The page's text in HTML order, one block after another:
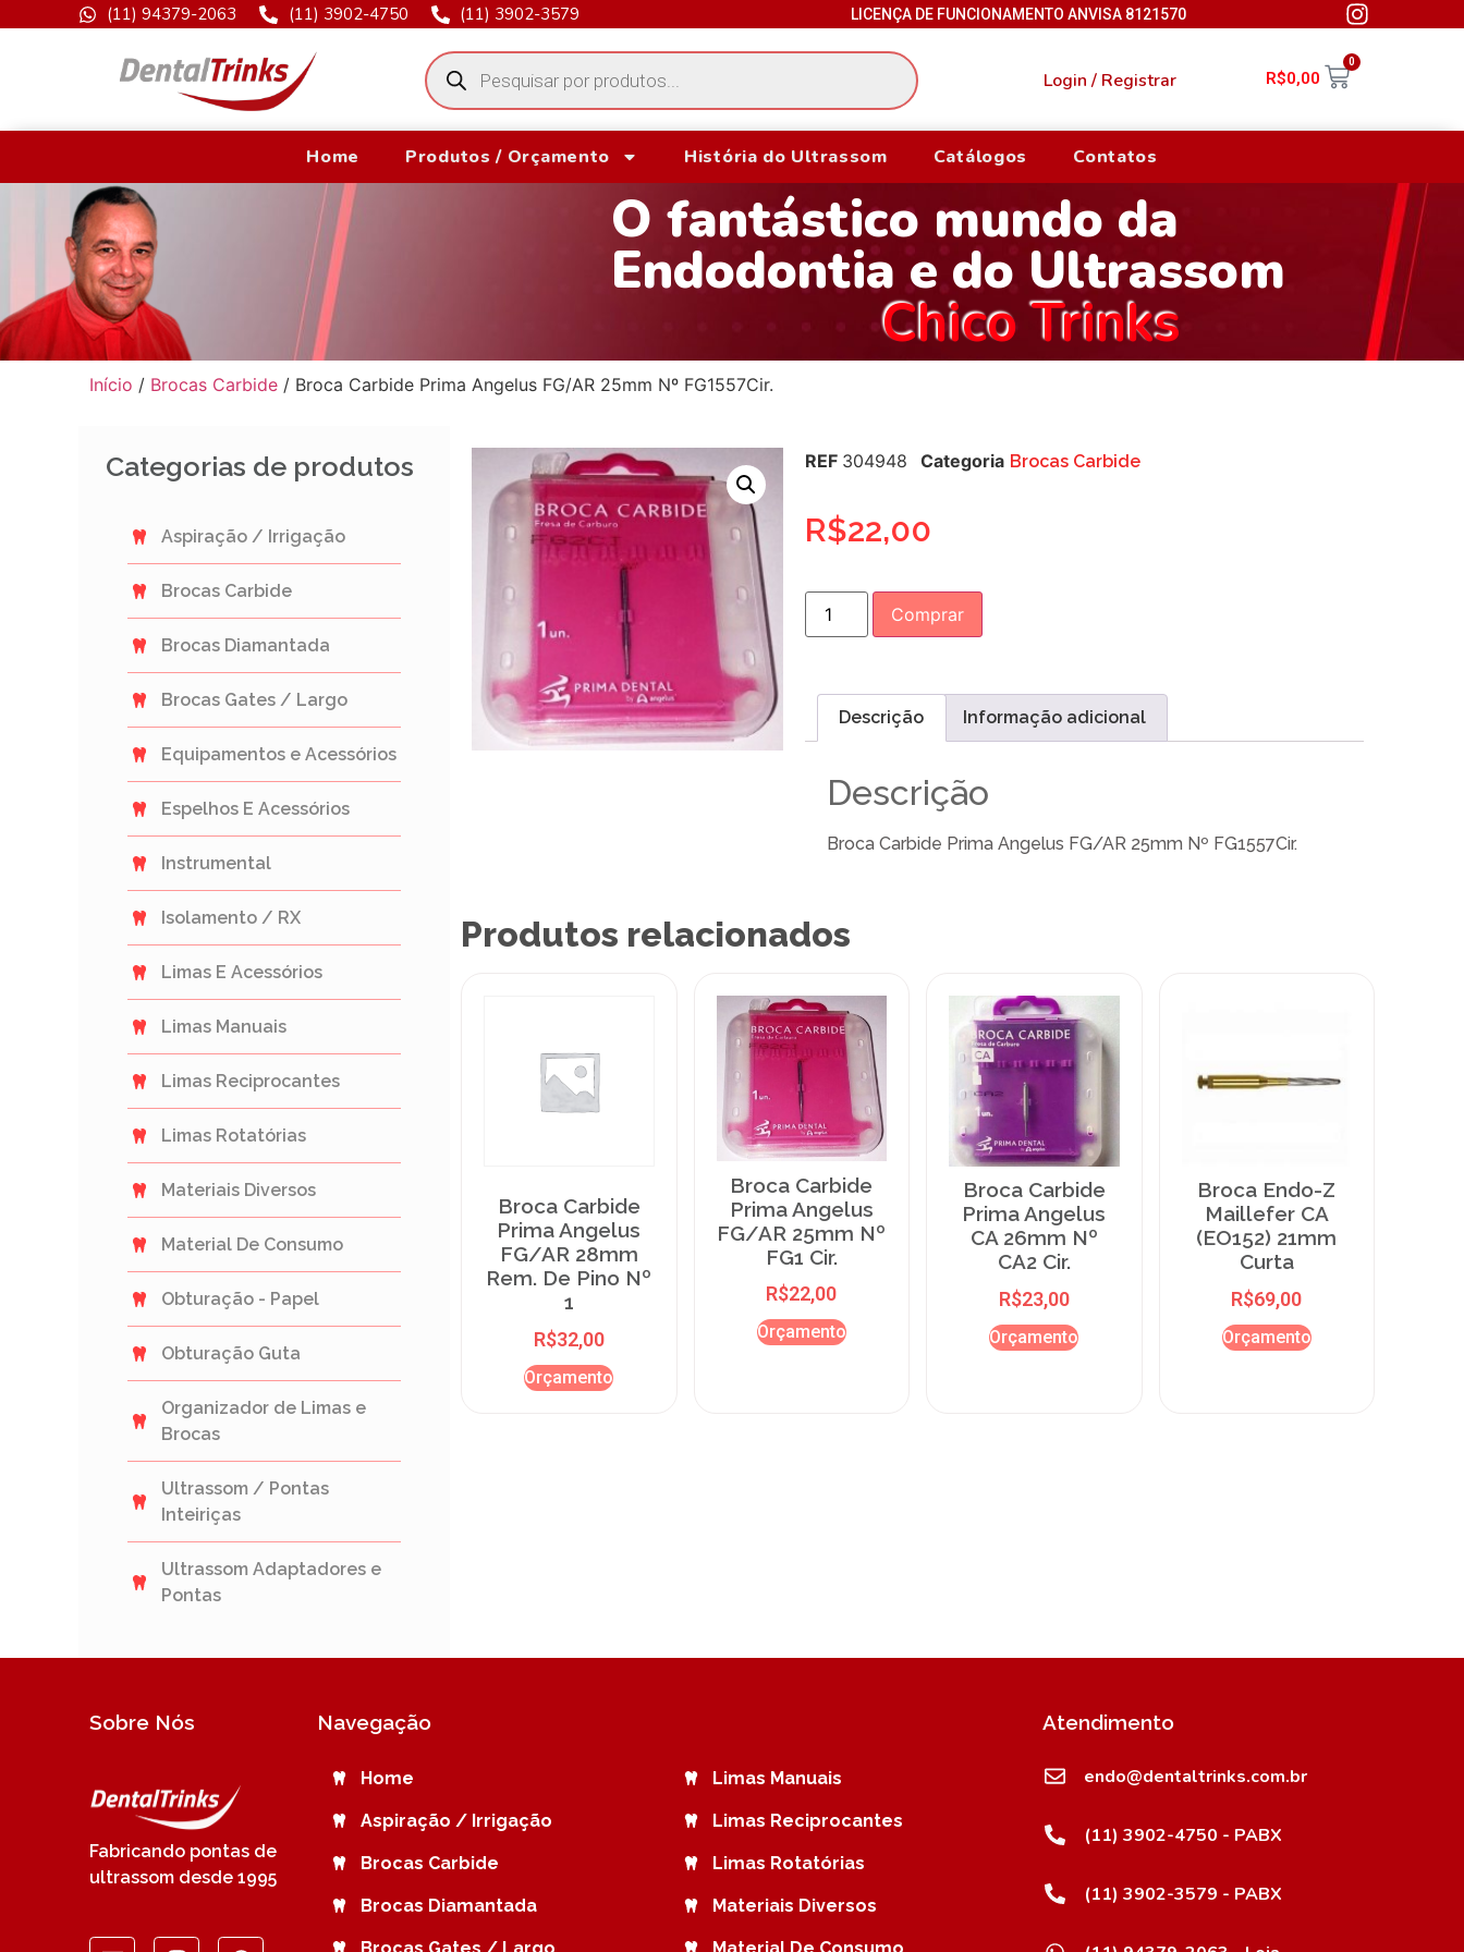
(11) 94379-2063 (11) 3902-4750 (11) 3902-3579 LICENÇA DE FUNCIONAMENTO ANVISA 8121570
Login / Registrar R$0,00
0
Home Produtos / Orçamento História do Ultrassom Catálogos Contatos
O fantástico mundo da
Endodontia e do Ultrassom
Chico Trinks
Início / Brocas Carbide / Broca Carbide Prima Angelus FG/AR 25mm Nº FG1557Cir.
Categorias de produtos
Aspiração / Irrigação
Brocas Carbide
Brocas Diamantada
Brocas Gates / Largo
Equipamentos e Acessórios
Espelhos E Acessórios
Instrumental
Isolamento / RX
Limas E Acessórios
Limas Manuais
Limas Reciprocantes
Limas Rotatórias
Materiais Diversos
Material De Consumo
Obturação - Papel
Obturação Guta
Organizador de Limas e
Brocas
Ultrassom / Pontas
Inteiriças
Ultrassom Adaptadores e
Pontas
REF 304948 Categoria Brocas Carbide
R$22,00
Comprar
Descrição Informação adicional
Descrição
Broca Carbide Prima Angelus FG/AR 25mm Nº FG1557Cir.
Produtos relacionados
Broca Carbide
Prima Angelus
FG/AR 28mm
Rem. De Pino Nº
1
R$32,00
Orçamento
Broca Carbide
Prima Angelus
FG/AR 25mm Nº
FG1 Cir.
R$22,00
Orçamento
Broca Carbide
Prima Angelus
CA 26mm Nº
CA2 Cir.
R$23,00
Orçamento
Broca Endo-Z
Maillefer CA
(EO152) 21mm
Curta
R$69,00
Orçamento
Sobre Nós
Fabricando pontas de
ultrassom desde 1995
Navegação
Home
Aspiração / Irrigação
Brocas Carbide
Brocas Diamantada
Limas Manuais
Limas Reciprocantes
Limas Rotatórias
Materiais Diversos
Atendimento
endo@dentaltrinks.com.br
(11) 3902-4750 - PABX
(11) 3902-3579 - PABX